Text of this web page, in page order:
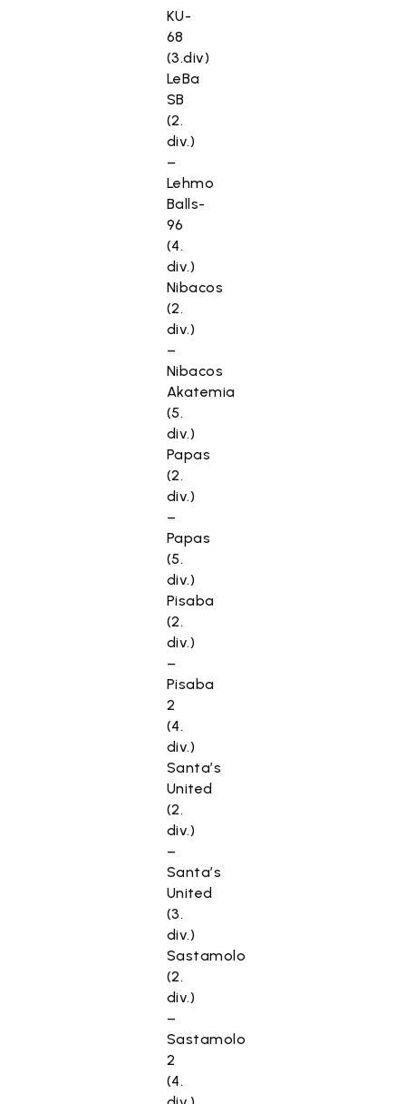
KU-
68
(3.div)
LeBa
SB
(2.
div.)
–
Lehmo
Balls-
96
(4.
div.)
Nibacos
(2.
div.)
–
Nibacos
Akatemia
(5.
div.)
Papas
(2.
div.)
–
Papas
(5.
div.)
Pisaba
(2.
div.)
–
Pisaba
2
(4.
div.)
Santa’s
United
(2.
div.)
–
Santa’s
United
(3.
div.)
Sastamolo
(2.
div.)
–
Sastamolo
2
(4.